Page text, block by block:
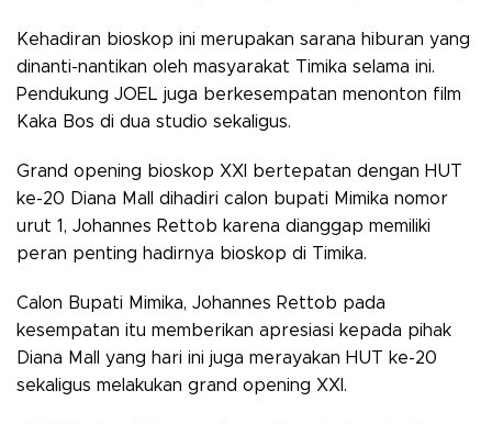
Kehadiran bioskop ini merupakan sarana hiburan yang
dinanti-nantikan oleh masyarakat Timika selama ini.
Pendukung JOEL juga berkesempatan menonton film
Kaka Bos di dua studio sekaligus.
Grand opening bioskop XXI bertepatan dengan HUT
ke-20 Diana Mall dihadiri calon bupati Mimika nomor
urut 1, Johannes Rettob karena dianggap memiliki
peran penting hadirnya bioskop di Timika.
Calon Bupati Mimika, Johannes Rettob pada
kesempatan itu memberikan apresiasi kepada pihak
Diana Mall yang hari ini juga merayakan HUT ke-20
sekaligus melakukan grand opening XXI.